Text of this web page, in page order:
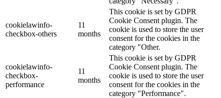
cookielawinfo-
checkbox-others
11
months
This cookie is set by GDPR
Cookie Consent plugin. The
cookie is used to store the user
consent for the cookies in the
category "Other.
cookielawinfo-
checkbox-
performance
11
months
This cookie is set by GDPR
Cookie Consent plugin. The
cookie is used to store the user
consent for the cookies in the
category "Performance".